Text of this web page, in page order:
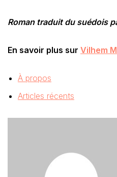
Roman traduit du suédois
En savoir plus sur Vilhem
À propos
Articles récents